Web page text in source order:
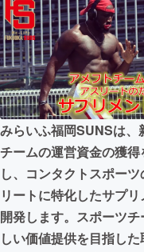
アート・写
テクノロジ
映像・映画
ビジネス・
まちづくり
CAMPFIRE for
みらいふ福岡SUNSは、
チームの運営資金の獲得
し、コンタクトスポーツ
リートに特化したサプ
開発します。スポーツ
しい価値提供を目指し